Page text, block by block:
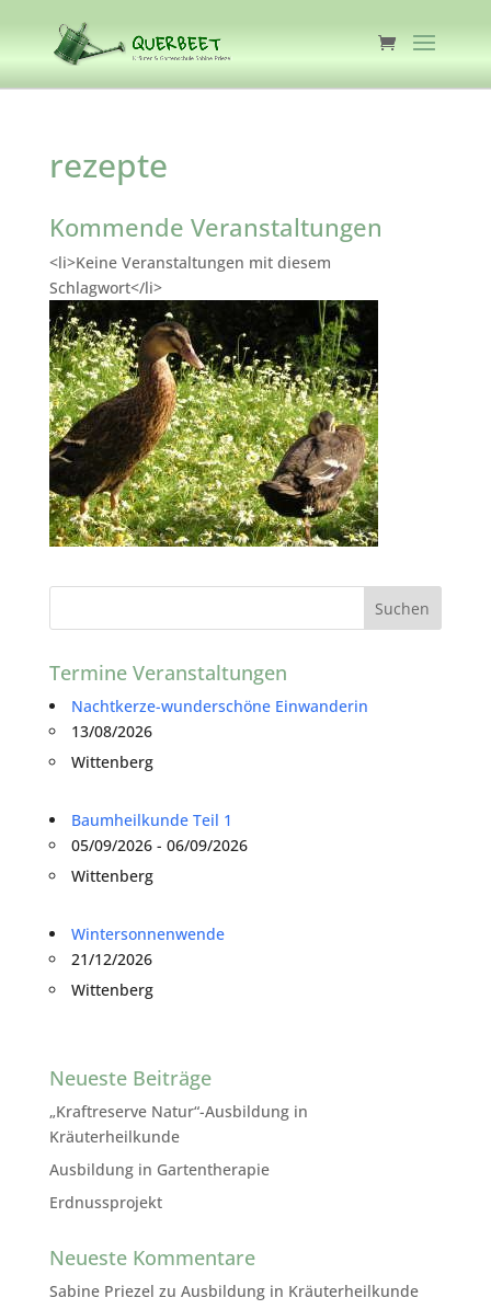
rezepte
Kommende Veranstaltungen
<li>Keine Veranstaltungen mit diesem
Schlagwort</li>
Termine Veranstaltungen
Nachtkerze-wunderschöne Einwanderin
13/08/2026
Wittenberg
Baumheilkunde Teil 1
05/09/2026 - 06/09/2026
Wittenberg
Wintersonnenwende
21/12/2026
Wittenberg
Neueste Beiträge
„Kraftreserve Natur“-Ausbildung in
Kräuterheilkunde
Ausbildung in Gartentherapie
Erdnussprojekt
Neueste Kommentare
Sabine Priezel zu Ausbildung in Kräuterheilkunde